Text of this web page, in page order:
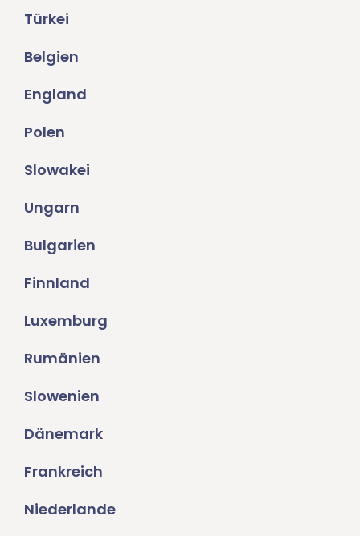
Türkei
Belgien
England
Polen
Slowakei
Ungarn
Bulgarien
Finnland
Luxemburg
Rumänien
Slowenien
Dänemark
Frankreich
Niederlande